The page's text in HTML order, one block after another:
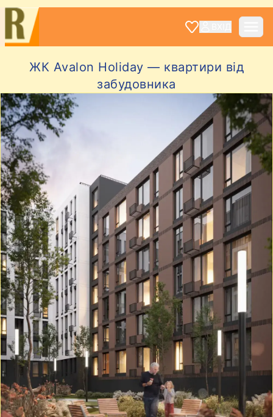
ЖК Avalon Holiday — квартири від
забудовника